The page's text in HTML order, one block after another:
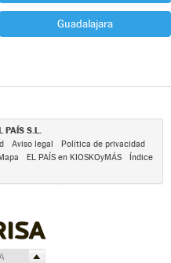
Guadalajara
PAÍS S.L.
Aviso legal
Política de privacidad
EL PAÍS en KIOSKOyMÁS
Índice